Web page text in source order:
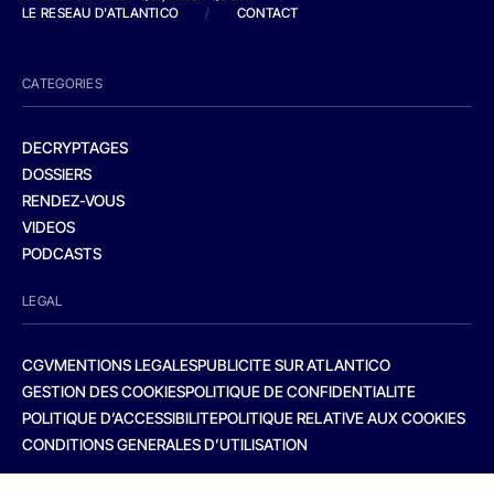
LE RESEAU D'ATLANTICO
/ CONTACT
CATEGORIES
DECRYPTAGES
DOSSIERS
RENDEZ-VOUS
VIDEOS
PODCASTS
LEGAL
CGVMENTIONS LEGALESPUBLICITE SUR ATLANTICO
GESTION DES COOKIESPOLITIQUE DE CONFIDENTIALITE
POLITIQUE D’ACCESSIBILITEPOLITIQUE RELATIVE AUX COOKIES
CONDITIONS GENERALES D’UTILISATION